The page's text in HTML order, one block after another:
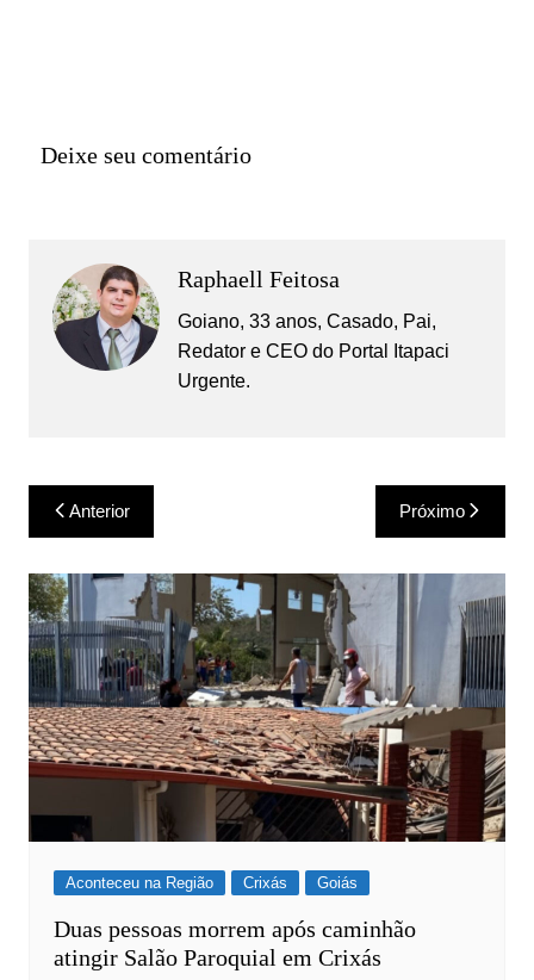
Deixe seu comentário
Raphaell Feitosa
Goiano, 33 anos, Casado, Pai,
Redator e CEO do Portal Itapaci
Urgente.
Navegação
de
Post
Anterior Próximo
Aconteceu na Região Crixás Goiás
Duas pessoas morrem após caminhão
atingir Salão Paroquial em Crixás